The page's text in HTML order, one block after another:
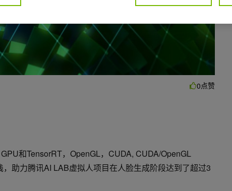
0点赞
和TensorRT，OpenGL，CUDA, CUDA/OpenGL
助力腾讯AI LAB虚拟人项目在人脸生成阶段达到了超过3